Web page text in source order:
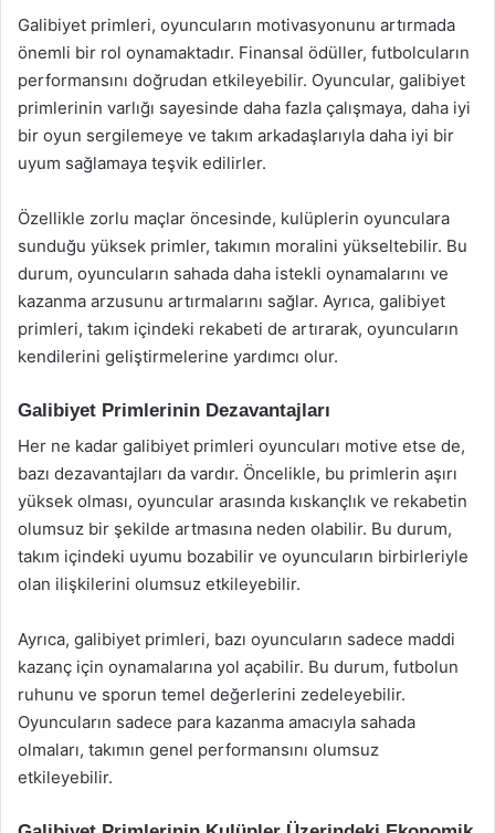
Galibiyet primleri, oyuncuların motivasyonunu artırmada
önemli bir rol oynamaktadır. Finansal ödüller, futbolcuların
performansını doğrudan etkileyebilir. Oyuncular, galibiyet
primlerinin varlığı sayesinde daha fazla çalışmaya, daha iyi
bir oyun sergilemeye ve takım arkadaşlarıyla daha iyi bir
uyum sağlamaya teşvik edilirler.
Özellikle zorlu maçlar öncesinde, kulüplerin oyunculara
sunduğu yüksek primler, takımın moralini yükseltebilir. Bu
durum, oyuncuların sahada daha istekli oynamalarını ve
kazanma arzusunu artırmalarını sağlar. Ayrıca, galibiyet
primleri, takım içindeki rekabeti de artırarak, oyuncuların
kendilerini geliştirmelerine yardımcı olur.
Galibiyet Primlerinin Dezavantajları
Her ne kadar galibiyet primleri oyuncuları motive etse de,
bazı dezavantajları da vardır. Öncelikle, bu primlerin aşırı
yüksek olması, oyuncular arasında kıskançlık ve rekabetin
olumsuz bir şekilde artmasına neden olabilir. Bu durum,
takım içindeki uyumu bozabilir ve oyuncuların birbirleriyle
olan ilişkilerini olumsuz etkileyebilir.
Ayrıca, galibiyet primleri, bazı oyuncuların sadece maddi
kazanç için oynamalarına yol açabilir. Bu durum, futbolun
ruhunu ve sporun temel değerlerini zedeleyebilir.
Oyuncuların sadece para kazanma amacıyla sahada
olmaları, takımın genel performansını olumsuz
etkileyebilir.